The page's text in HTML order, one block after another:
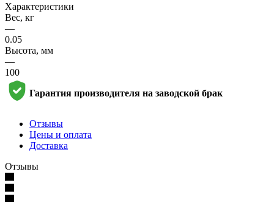
Характеристики
Вес, кг
—
0.05
Высота, мм
—
100
Гарантия производителя на заводской брак
Отзывы
Цены и оплата
Доставка
Отзывы